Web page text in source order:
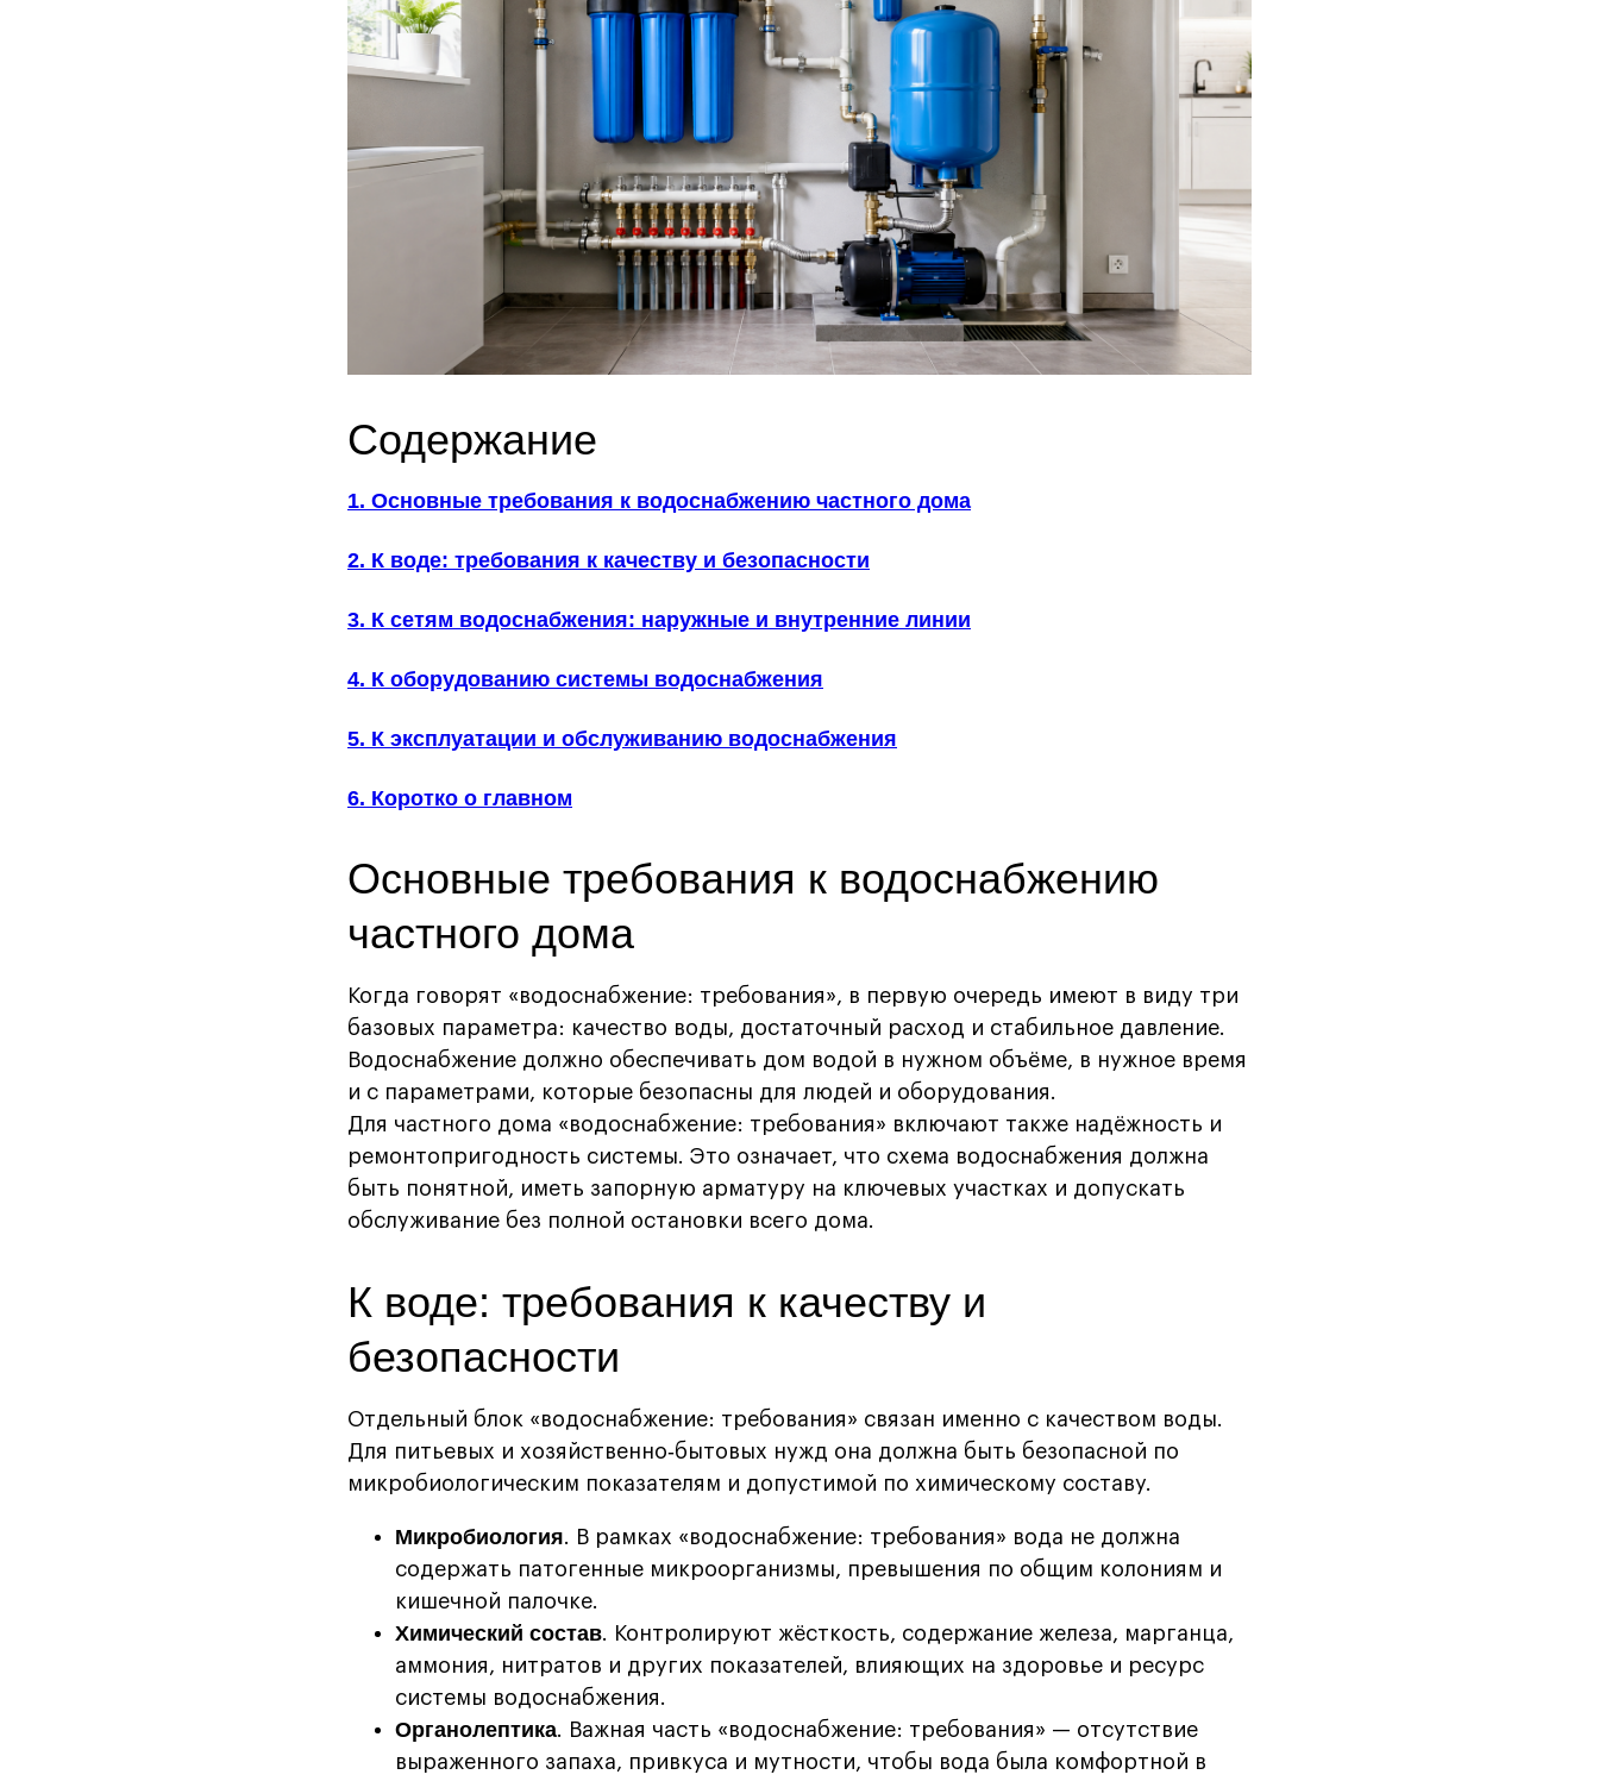
Содержание
1. Основные требования к водоснабжению частного дома
2. К воде: требования к качеству и безопасности
3. К сетям водоснабжения: наружные и внутренние линии
4. К оборудованию системы водоснабжения
5. К эксплуатации и обслуживанию водоснабжения
6. Коротко о главном
Основные требования к водоснабжению
частного дома
Когда говорят «водоснабжение: требования», в первую очередь имеют в виду три
базовых параметра: качество воды, достаточный расход и стабильное давление.
Водоснабжение должно обеспечивать дом водой в нужном объёме, в нужное время
и с параметрами, которые безопасны для людей и оборудования.
Для частного дома «водоснабжение: требования» включают также надёжность и
ремонтопригодность системы. Это означает, что схема водоснабжения должна
быть понятной, иметь запорную арматуру на ключевых участках и допускать
обслуживание без полной остановки всего дома.
К воде: требования к качеству и
безопасности
Отдельный блок «водоснабжение: требования» связан именно с качеством воды.
Для питьевых и хозяйственно‑бытовых нужд она должна быть безопасной по
микробиологическим показателям и допустимой по химическому составу.
Микробиология. В рамках «водоснабжение: требования» вода не должна
содержать патогенные микроорганизмы, превышения по общим колониям и
кишечной палочке.
Химический состав. Контролируют жёсткость, содержание железа, марганца,
аммония, нитратов и других показателей, влияющих на здоровье и ресурс
системы водоснабжения.
Органолептика. Важная часть «водоснабжение: требования» — отсутствие
выраженного запаха, привкуса и мутности, чтобы вода была комфортной в